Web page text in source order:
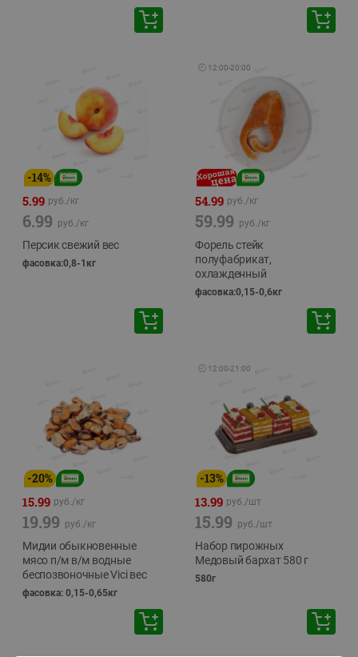
-14%
5.99 руб./кг
6.99 руб./кг
Персик свежий вес
фасовка:0,8-1кг
🕘 12:00-20:00
54.99 руб./кг
59.99 руб./кг
Форель стейк
полуфабрикат,
охлажденный
фасовка:0,15-0,6кг
-20%
15.99 руб./кг
19.99 руб./кг
Мидии обыкновенные
мясо п/м в/м водные
беспозвоночные Vici вес
фасовка: 0,15-0,65кг
🕘 12:00-21:00
-13%
13.99 руб./шт
15.99 руб./шт
Набор пирожных
Медовый бархат 580 г
580г